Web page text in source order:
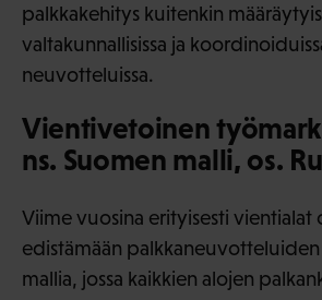
palkkakehitys kuitenkin
valtakunnallisissa ja
neuvotteluissa.
Vientivetoinen
ns. Suomen malli, os.
Viime vuosina erityisesti
edistämään palkkaneuvotteluiden
mallia, jossa kaikkien alojen